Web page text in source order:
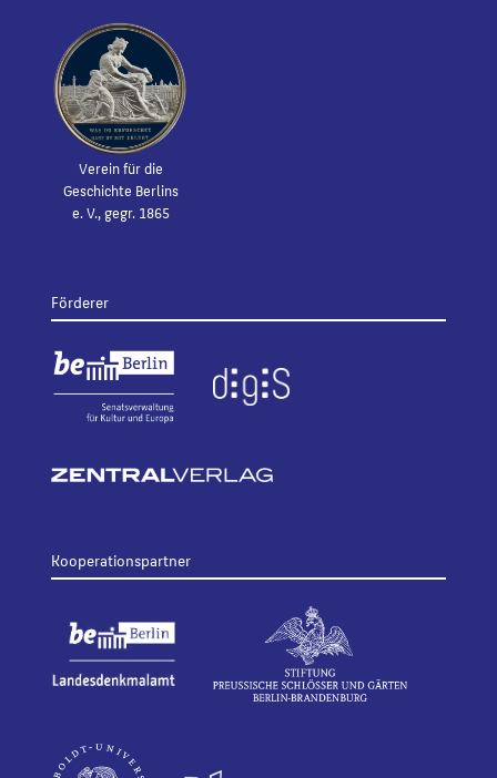
Verein für die
Geschichte Berlins
e. V., gegr. 1865
Förderer
Kooperationspartner